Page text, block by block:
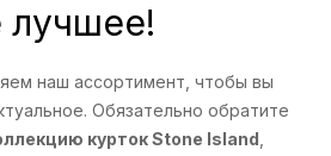
лучшее!
наш ассортимент, чтобы вы
Обязательно обратите
курток Stone Island